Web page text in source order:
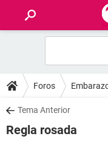
FORUMS
SALUD
FAMILIA
Foros
Tema Anterior
Regla rosada